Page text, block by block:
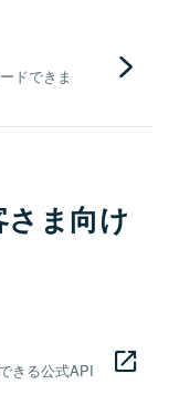
ドできま
ま向け
きる公式API